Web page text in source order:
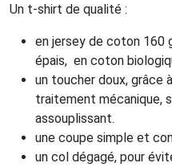
Un t-shirt de qualité :
en jersey de coton 160
épais, en coton
un toucher doux, grâce
traitement mécanique,
assouplissant.
une coupe simple et
un col dégagé, pour